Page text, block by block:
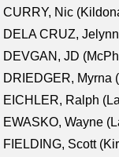
CURRY, Nic
DELA CRUZ,
DEVGAN, JD
DRIEDGER, Myrna
EICHLER, Ralph
EWASKO, Wayne
FIELDING, Scott